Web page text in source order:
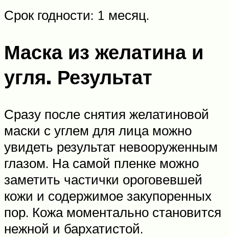
Срок годности: 1 месяц.
Маска из желатина и
угля. Результат
Сразу после снятия желатиновой
маски с углем для лица можно
увидеть результат невооруженным
глазом. На самой пленке можно
заметить частички ороговевшей
кожи и содержимое закупоренных
пор. Кожа моментально становится
нежной и бархатистой.